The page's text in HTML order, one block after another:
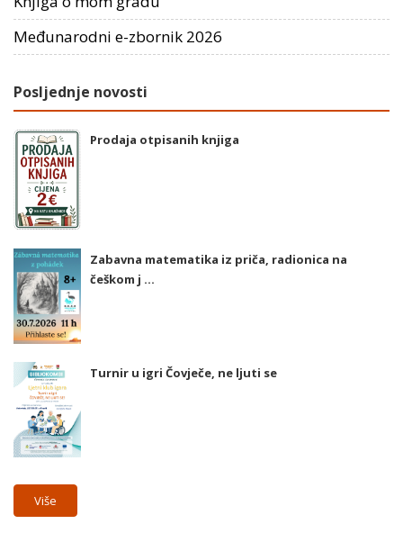
Međunarodni e-zbornik 2026
Posljednje novosti
Prodaja otpisanih knjiga
Zabavna matematika iz priča, radionica na
češkom j ...
Turnir u igri Čovječe, ne ljuti se
Više